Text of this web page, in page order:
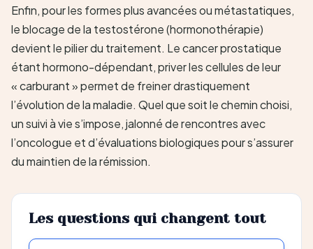
Enfin, pour les formes plus avancées ou métastatiques,
le blocage de la testostérone (hormonothérapie)
devient le pilier du traitement. Le cancer prostatique
étant hormono-dépendant, priver les cellules de leur
« carburant » permet de freiner drastiquement
l’évolution de la maladie. Quel que soit le chemin choisi,
un suivi à vie s’impose, jalonné de rencontres avec
l’oncologue et d’évaluations biologiques pour s’assurer
du maintien de la rémission.
Les questions qui changent tout